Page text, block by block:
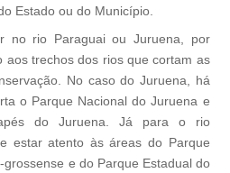
Estado ou do Município.
no rio Paraguai ou Juruena, por
aos trechos dos rios que cortam as
No caso do Juruena, há
o Parque Nacional do Juruena e
do Juruena. Já para o rio
estar atento às áreas do Parque
e do Parque Estadual do